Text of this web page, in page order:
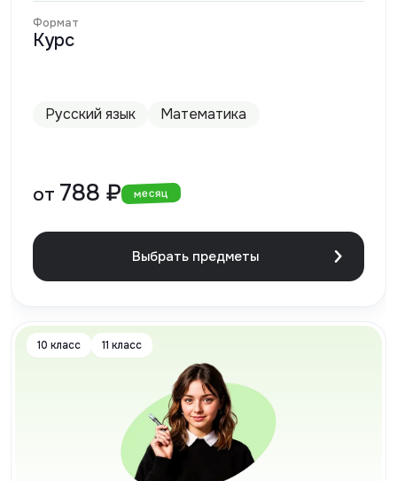
Формат
Курс
Русский язык Математика
от 788 ₽ месяц
Выбрать предметы
10 класс 11 класс